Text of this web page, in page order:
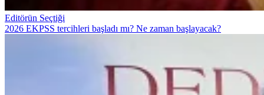
Editörün Seçtiği
2026 EKPSS tercihleri başladı mı? Ne zaman başlayacak?